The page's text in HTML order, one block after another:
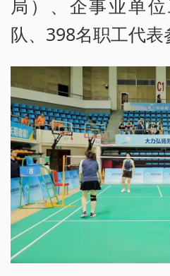
局）、企事业单
队、398名职工代表